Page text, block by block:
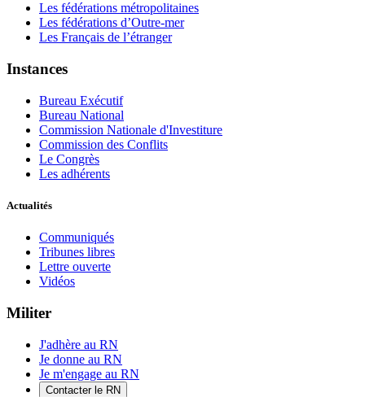
Les fédérations métropolitaines
Les fédérations d’Outre-mer
Les Français de l’étranger
Instances
Bureau Exécutif
Bureau National
Commission Nationale d'Investiture
Commission des Conflits
Le Congrès
Les adhérents
Actualités
Communiqués
Tribunes libres
Lettre ouverte
Vidéos
Militer
J'adhère au RN
Je donne au RN
Je m'engage au RN
Contacter le RN